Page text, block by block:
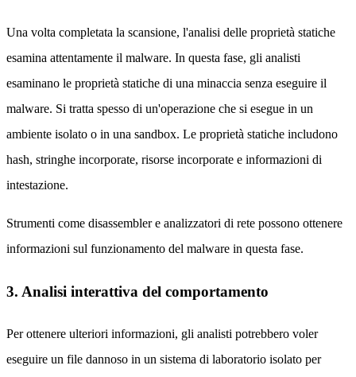
Una volta completata la scansione, l'analisi delle proprietà statiche
esamina attentamente il malware. In questa fase, gli analisti
esaminano le proprietà statiche di una minaccia senza eseguire il
malware. Si tratta spesso di un'operazione che si esegue in un
ambiente isolato o in una sandbox. Le proprietà statiche includono
hash, stringhe incorporate, risorse incorporate e informazioni di
intestazione.
Strumenti come disassembler e analizzatori di rete possono ottenere
informazioni sul funzionamento del malware in questa fase.
3. Analisi interattiva del comportamento
Per ottenere ulteriori informazioni, gli analisti potrebbero voler
eseguire un file dannoso in un sistema di laboratorio isolato per